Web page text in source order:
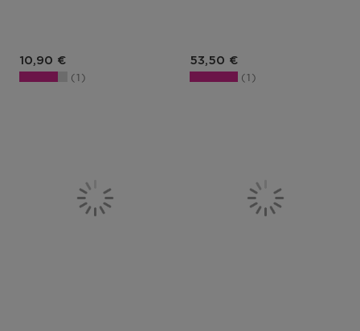
Prix du produit
10,90 €
1
Prix du produit
53,50 €
1